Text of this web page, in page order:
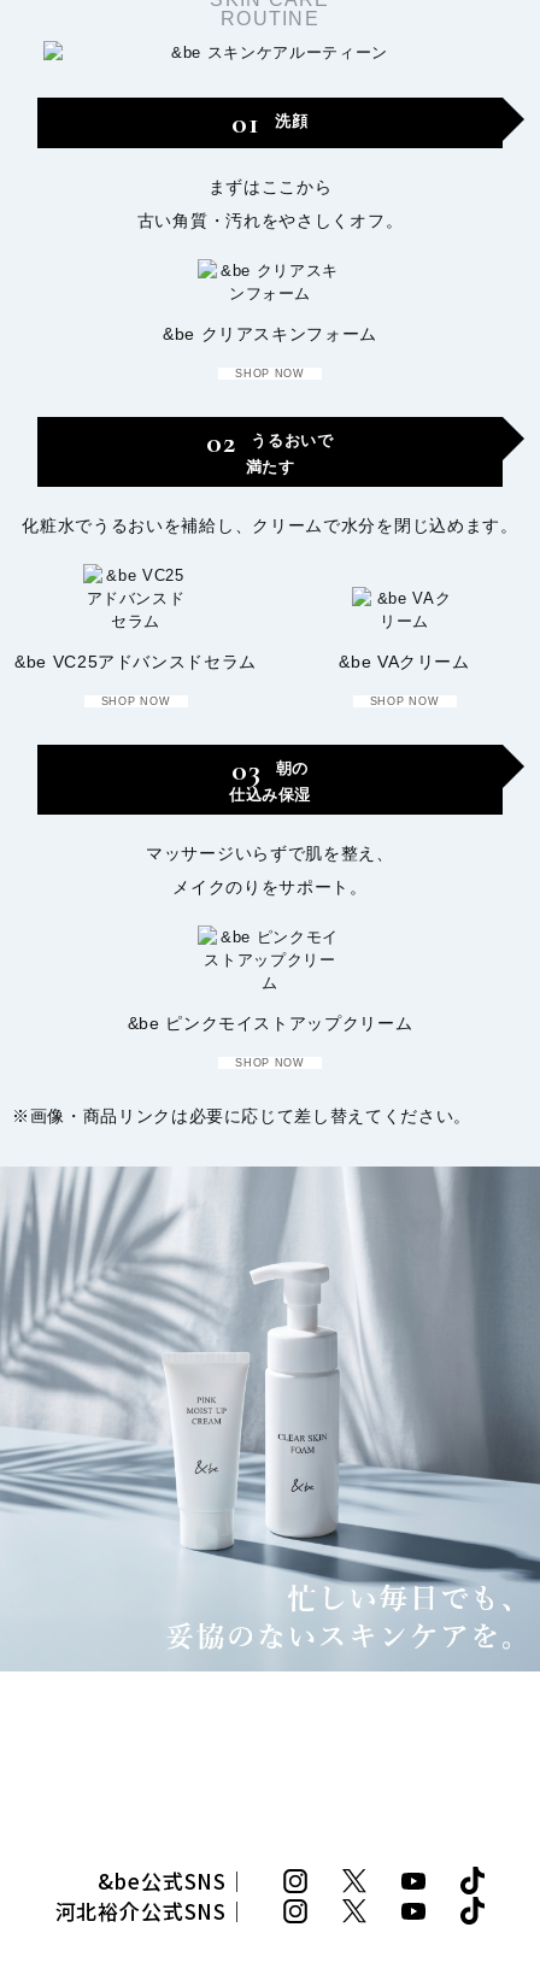
ROUTINE
01 洗顔
まずはここから
古い角質・汚れをやさしくオフ。
&be クリアスキンフォーム
SHOP NOW
02
うるおいで
満たす
化粧水でうるおいを補給し、クリームで水分を閉じ込めます。
&be VC25アドバンスドセラム
SHOP NOW
&be VAクリーム
SHOP NOW
03
朝の
仕込み保湿
マッサージいらずで肌を整え、
メイクのりをサポート。
&be ピンクモイストアップクリーム
SHOP NOW
※画像・商品リンクは必要に応じて差し替えてください。
&be公式SNS｜
河北裕介公式SNS｜